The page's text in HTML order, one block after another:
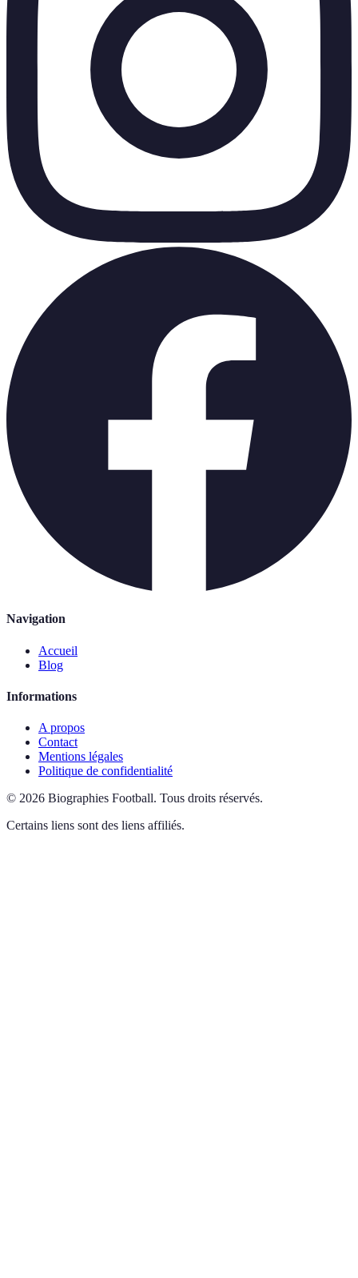
Navigation
Accueil
Blog
Informations
A propos
Contact
Mentions légales
Politique de confidentialité
© 2026 Biographies Football. Tous droits réservés.
Certains liens sont des liens affiliés.